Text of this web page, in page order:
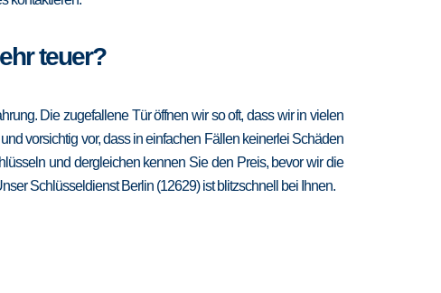
teuer?
Die zugefallene Tür öffnen wir so oft, dass wir in vielen
vorsichtig vor, dass in einfachen Fällen keinerlei Schäden
und dergleichen kennen Sie den Preis, bevor wir die
Schlüsseldienst Berlin (12629) ist blitzschnell bei Ihnen.